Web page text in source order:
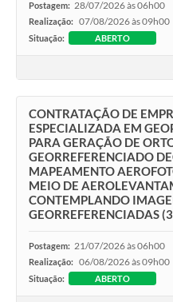
SIC
Contato
Postagem: 28/07/2026 às 06h00
Realização: 07/08/2026 às 09h00
Situação: ABERTO
CONTRATAÇÃO DE
ESPECIALIZADA EM
PARA GERAÇÃO DE
GEORREFERENCIADO
MAPEAMENTO
MEIO DE
CONTEMPLANDO
GEORREFERENCIADAS
Postagem: 21/07/2026 às 06h00
Realização: 06/08/2026 às 09h00
Situação: ABERTO